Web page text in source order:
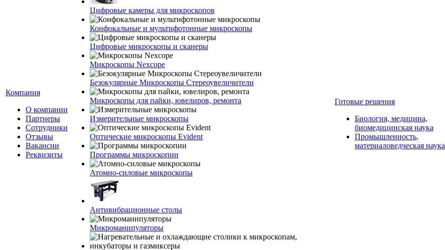
Компания
О компании
Партнеры
Сотрудники
Отзывы
Вакансии
Реквизиты
Цифровые камеры для микроскопов
Конфокальные и мультифотонные микроскопы
Цифровые микроскопы и сканеры
Микроскопы Nexcope
Безокулярные Микроскопы Стереоувеличители
Микроскопы для пайки, ювелиров, ремонта
Измерительные микроскопы
Оптические микроскопы Evident
Программы микроскопии
Атомно-силовые микроскопы
Антивибрационные столы
Микроманипуляторы
Готовые решения
Биология, медицина,
биомедицинская наука
Промышленность,
материаловедческая наука